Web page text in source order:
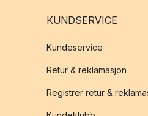
KUNDSERVICE
Kundeservice
Retur & reklamasjon
Registrer retur &